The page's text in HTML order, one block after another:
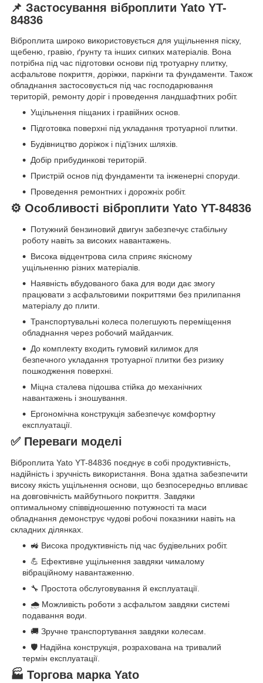
📌 Застосування віброплити Yato YT-
84836
Віброплита широко використовується для ущільнення піску,
щебеню, гравію, ґрунту та інших сипких матеріалів. Вона
потрібна під час підготовки основи під тротуарну плитку,
асфальтове покриття, доріжки, паркінги та фундаменти. Також
обладнання застосовується під час господарювання
територій, ремонту доріг і проведення ландшафтних робіт.
Ущільнення піщаних і гравійних основ.
Підготовка поверхні під укладання тротуарної плитки.
Будівництво доріжок і під'їзних шляхів.
Добір прибудинкові територій.
Пристрій основ під фундаменти та інженерні споруди.
Проведення ремонтних і дорожніх робіт.
⚙️ Особливості віброплити Yato YT-84836
Потужний бензиновий двигун забезпечує стабільну
роботу навіть за високих навантажень.
Висока відцентрова сила сприяє якісному
ущільненню різних матеріалів.
Наявність вбудованого бака для води дає змогу
працювати з асфальтовими покриттями без прилипання
матеріалу до плити.
Транспортувальні колеса полегшують переміщення
обладнання через робочий майданчик.
До комплекту входить гумовий килимок для
безпечного укладання тротуарної плитки без ризику
пошкодження поверхні.
Міцна сталева підошва стійка до механічних
навантажень і зношування.
Ергономічна конструкція забезпечує комфортну
експлуатації.
✅ Переваги моделі
Віброплита Yato YT-84836 поєднує в собі продуктивність,
надійність і зручність використання. Вона здатна забезпечити
високу якість ущільнення основи, що безпосередньо впливає
на довговічність майбутнього покриття. Завдяки
оптимальному співвідношенню потужності та маси
обладнання демонструє чудові робочі показники навіть на
складних ділянках.
🚜 Висока продуктивність під час будівельних робіт.
💪 Ефективне ущільнення завдяки чималому
вібраційному навантаженню.
🔧 Простота обслуговування й експлуатації.
🌧 Можливість роботи з асфальтом завдяки системі
подавання води.
🚚 Зручне транспортування завдяки колесам.
🛡 Надійна конструкція, розрахована на тривалий
термін експлуатації.
🏭 Торгова марка Yato